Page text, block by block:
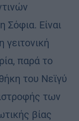
Σόφια. Είναι
γειτονική
παρά το
του Νεϊγύ
των
βίας